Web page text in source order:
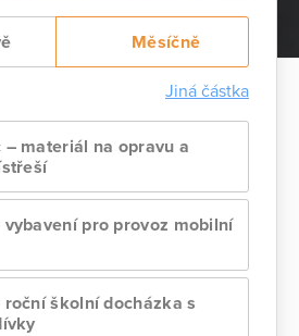
Měsíčně
Jiná částka
materiál na opravu a
pro provoz mobilní
školní docházka s